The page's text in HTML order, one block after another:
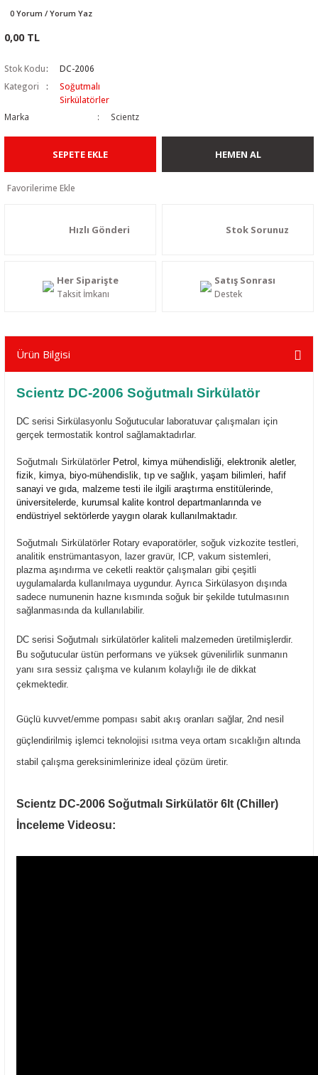
0 Yorum / Yorum Yaz
0,00 TL
Stok Kodu
DC-2006
Kategori
Soğutmalı
Sirkülatörler
Marka
Scientz
SEPETE EKLE HEMEN AL
Hızlı Gönderi Stok Sorunuz
Her Siparişte
Taksit İmkanı
Satış Sonrası
Destek
Ürün Bilgisi
Scientz DC-2006 Soğutmalı Sirkülatör
DC serisi Sirkülasyonlu Soğutucular laboratuvar çalışmaları için
gerçek termostatik kontrol sağlamaktadırlar.
Soğutmalı Sirkülatörler Petrol, kimya mühendisliği, elektronik aletler,
fizik, kimya, biyo-mühendislik, tıp ve sağlık, yaşam bilimleri, hafif
sanayi ve gıda, malzeme testi ile ilgili araştırma enstitülerinde,
üniversitelerde, kurumsal kalite kontrol departmanlarında ve
endüstriyel sektörlerde yaygın olarak kullanılmaktadır.
Soğutmalı Sirkülatörler Rotary evaporatörler, soğuk vizkozite testleri,
analitik enstrümantasyon, lazer gravür, ICP, vakum sistemleri,
plazma aşındırma ve ceketli reaktör çalışmaları gibi çeşitli
uygulamalarda kullanılmaya uygundur. Ayrıca Sirkülasyon dışında
sadece numunenin hazne kısmında soğuk bir şekilde tutulmasının
sağlanmasında da kullanılabilir.
DC serisi Soğutmalı sirkülatörler kaliteli malzemeden üretilmişlerdir.
Bu soğutucular üstün performans ve yüksek güvenilirlik sunmanın
yanı sıra sessiz çalışma ve kulanım kolaylığı ile de dikkat
çekmektedir.
Güçlü kuvvet/emme pompası sabit akış oranları sağlar, 2nd nesil
güçlendirilmiş işlemci teknolojisi ısıtma veya ortam sıcaklığın altında
stabil çalışma gereksinimlerinize ideal çözüm üretir.
Scientz DC-2006 Soğutmalı Sirkülatör 6lt (Chiller)
İnceleme Videosu: